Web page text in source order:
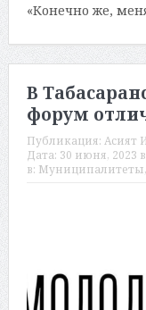
«Конечно же,
В
форум
Публикация: Асият
Дата: 30 июня, 2023
в: Муниципалитеты,